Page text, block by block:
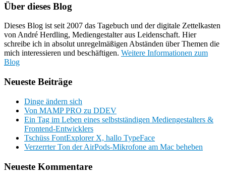
Über dieses Blog
Dieses Blog ist seit 2007 das Tagebuch und der digitale Zettelkasten
von André Herdling, Mediengestalter aus Leidenschaft. Hier
schreibe ich in absolut unregelmäßigen Abständen über Themen die
mich interessieren und beschäftigen. Weitere Informationen zum
Blog
Neueste Beiträge
Dinge ändern sich
Von MAMP PRO zu DDEV
Ein Tag im Leben eines selbstständigen Mediengestalters &
Frontend-Entwicklers
Tschüss FontExplorer X, hallo TypeFace
Verzerrter Ton der AirPods-Mikrofone am Mac beheben
Neueste Kommentare